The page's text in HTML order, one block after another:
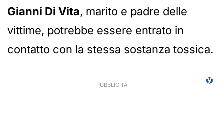
Gianni Di Vita, marito e padre delle
vittime, potrebbe essere entrato in
contatto con la stessa sostanza tossica.